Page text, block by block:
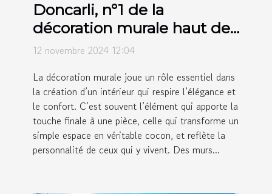
Doncarli, n°1 de la
décoration murale haut de
gamme
12 novembre 2024 12:04
La décoration murale joue un rôle essentiel dans
la création d’un intérieur qui respire l’élégance et
le confort. C’est souvent l’élément qui apporte la
touche finale à une pièce, celle qui transforme un
simple espace en véritable cocon, et reflète la
personnalité de ceux qui y vivent. Des murs...